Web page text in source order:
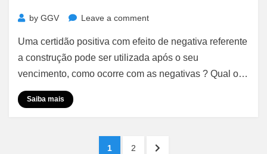
by GGV Leave a commenton
de
Construção
–
Positiva
Uma certidão positiva com efeito de negativa referente
a construção pode ser utilizada após o seu
vencimento, como ocorre com as negativas ? Qual o…
Saiba mais
PAGE
1 PAGE
2
NEXT